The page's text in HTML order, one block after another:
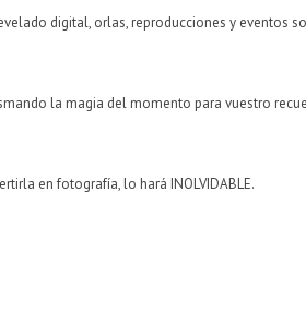
digital, orlas, reproducciones y eventos
la magia del momento para vuestro
en fotografía, lo hará INOLVIDABLE.